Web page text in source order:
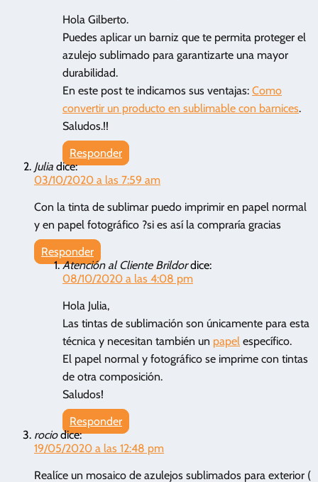
Hola Gilberto.
Puedes aplicar un barniz que te permita proteger el
azulejo sublimado para garantizarte una mayor
durabilidad.
En este post te indicamos sus ventajas: Como
convertir un producto en sublimable con barnices.
Saludos.!!
Responder
Julia dice:
03/10/2020 a las 7:59 am
Con la tinta de sublimar puedo imprimir en papel normal
y en papel fotográfico ?si es así la compraría gracias
Responder
Atención al Cliente Brildor dice:
08/10/2020 a las 4:08 pm
Hola Julia,
Las tintas de sublimación son únicamente para esta
técnica y necesitan también un papel específico.
El papel normal y fotográfico se imprime con tintas
de otra composición.
Saludos!
Responder
rocio dice:
19/05/2020 a las 12:48 pm
Realíce un mosaico de azulejos sublimados para exterior (